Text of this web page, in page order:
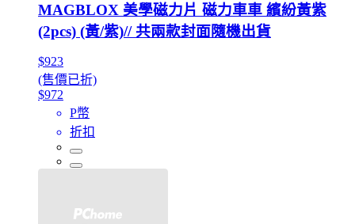
MAGBLOX 美學磁力片 磁力車車 繽紛黃紫
(2pcs) (黃/紫)// 共兩款封面隨機出貨
$923
(售價已折)
$972
P幣
折扣